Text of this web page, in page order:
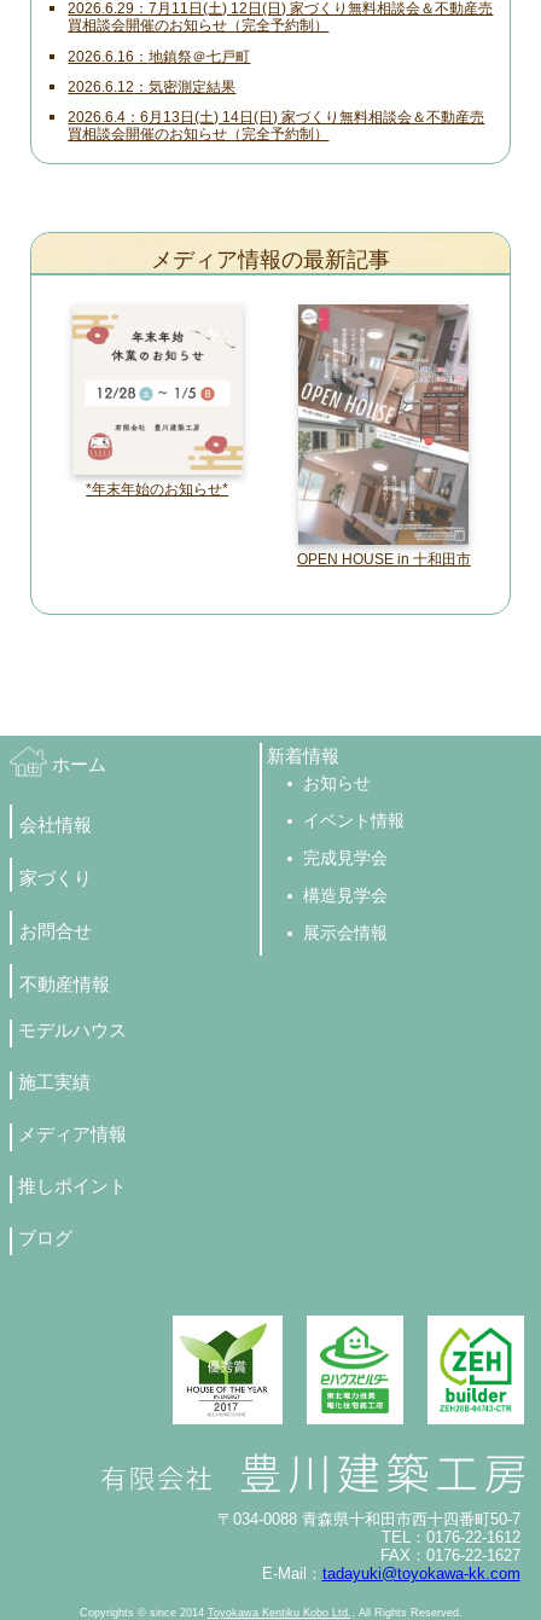
2026.6.29
7月11日(土) 12日(日) 家づくり無料相談会＆不動産売
買相談会開催のお知らせ（完全予約制）
2026.6.16 地鎮祭＠七戸町
2026.6.12 気密測定結果
2026.6.4
6月13日(土) 14日(日) 家づくり無料相談会＆不動産売
買相談会開催のお知らせ（完全予約制）
メディア情報の最新記事
*年末年始のお知らせ*
OPEN HOUSE in 十和田市
ホーム
会社情報
家づくり
お問合せ
不動産情報
新着情報
お知らせ
イベント情報
完成見学会
構造見学会
展示会情報
モデルハウス
施工実績
メディア情報
推しポイント
ブログ
〒034-0088 青森県十和田市西十四番町50-7
TEL：0176-22-1612
FAX：0176-22-1627
E-Mail： tadayuki@toyokawa-kk.com
Copyrights © since 2014 Toyokawa Kentiku Kobo Ltd., All Rights Reserved.